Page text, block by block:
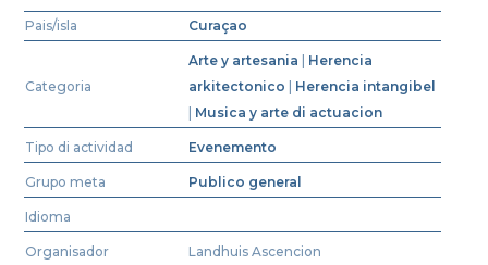
Pais/isla Curaçao
Categoria
Arte y artesania
Herencia
arkitectonico
Herencia intangibel
Musica y arte di actuacion
Tipo di actividad Evenemento
Grupo meta Publico general
Idioma
Organisador Landhuis Ascencion